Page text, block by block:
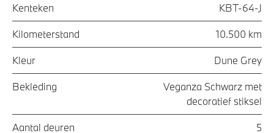
Kenteken KBT-64-J
Kilometerstand 10.500 km
Kleur Dune Grey
Bekleding
Veganza Schwarz met
decoratief stiksel
Aantal deuren 5